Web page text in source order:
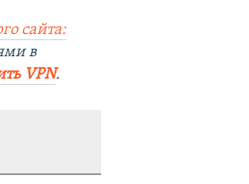
сайта:
в
VPN.